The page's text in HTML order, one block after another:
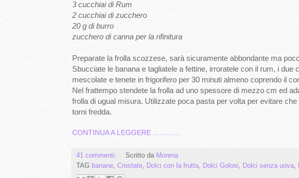
3 cucchiai di Rum
2 cucchiai di zucchero
20 g di burro
zucchero di canna per la rifinitura
Preparate la frolla scozzese, sarà sicuramente abbondante ma
Sbucciate le banana e tagliatele a fettine, irroratele con il rum, i
mescolate e tenete in frigorifero per 30 minuti almeno coprendo il
Nel frattempo stendete la frolla ad uno spessore di mezzo cm ed
frolla di ugual misura. Utilizzate poca pasta per volta per evitare
torni fredda.
CONTINUA A LEGGERE .............
41 commenti: Scritto da Morena
TAG banane, Crostate, Dolci con la frutta, Dolci Golosi, Dolci senza uova,